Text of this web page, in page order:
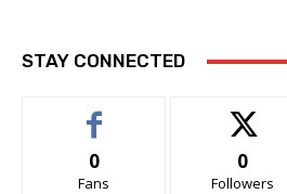
STAY CONNECTED
0
Fans
0
Followers